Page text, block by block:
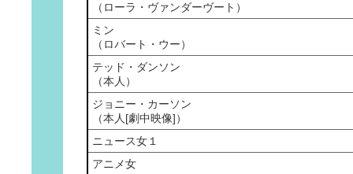
（ローラ・ヴァンダーヴート）
ミン
（ロバート・ウー）
テッド・ダンソン
（本人）
ジョニー・カーソン
（本人[劇中映像]）
ニュース女１
アニメ女